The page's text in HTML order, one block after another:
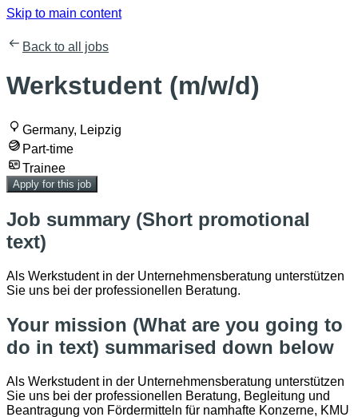
Skip to main content
Back to all jobs
Werkstudent (m/w/d)
Germany, Leipzig
Part-time
Trainee
Apply for this job
Job summary (Short promotional
text)
Als Werkstudent in der Unternehmensberatung unterstützen
Sie uns bei der professionellen Beratung.
Your mission (What are you going to
do in text) summarised down below
Als Werkstudent in der Unternehmensberatung unterstützen
Sie uns bei der professionellen Beratung, Begleitung und
Beantragung von Fördermitteln für namhafte Konzerne, KMU